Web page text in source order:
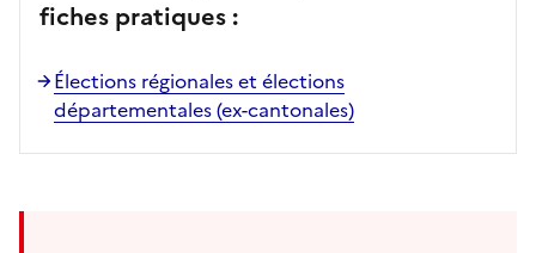
fiches pratiques :
Élections régionales et élections
départementales (ex-cantonales)